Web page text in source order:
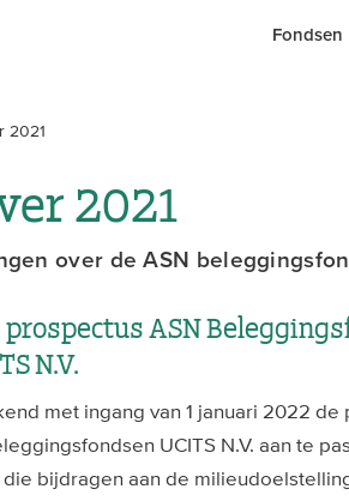
Fondsen
2021
2021
over de ASN
ASN
N.V.
met ingang van 1 januari 2022 de
UCITS N.V. aan te
bijdragen aan de